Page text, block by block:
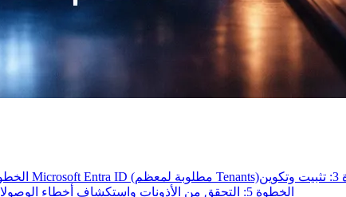
الخطوة 2: موافقة المسؤول في Microsoft Entra ID (مطلوبة لمعظم Tenants)الخطوة 3: تثبيت وتكوين Claude Desktop (موصى
الخطوة 5: التحقق من الأذونات واستكشاف أخطاء الوصول